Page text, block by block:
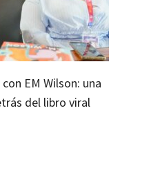
EM Wilson: una
del libro viral